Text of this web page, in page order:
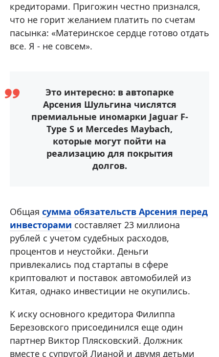
кредиторами. Пригожин честно признался,
что не горит желанием платить по счетам
пасынка: «Материнское сердце готово отдать
все. Я - не совсем».
Это интересно: в автопарке
Арсения Шульгина числятся
премиальные иномарки Jaguar F-
Type S и Mercedes Maybach,
которые могут пойти на
реализацию для покрытия
долгов.
Общая сумма обязательств Арсения перед
инвесторами составляет 23 миллиона
рублей с учетом судебных расходов,
процентов и неустойки. Деньги
привлекались под стартапы в сфере
криптовалют и поставок автомобилей из
Китая, однако инвестиции не окупились.
К иску основного кредитора Филиппа
Березовского присоединился еще один
партнер Виктор Плясковский. Должник
вместе с супругой Лианой и двумя детьми